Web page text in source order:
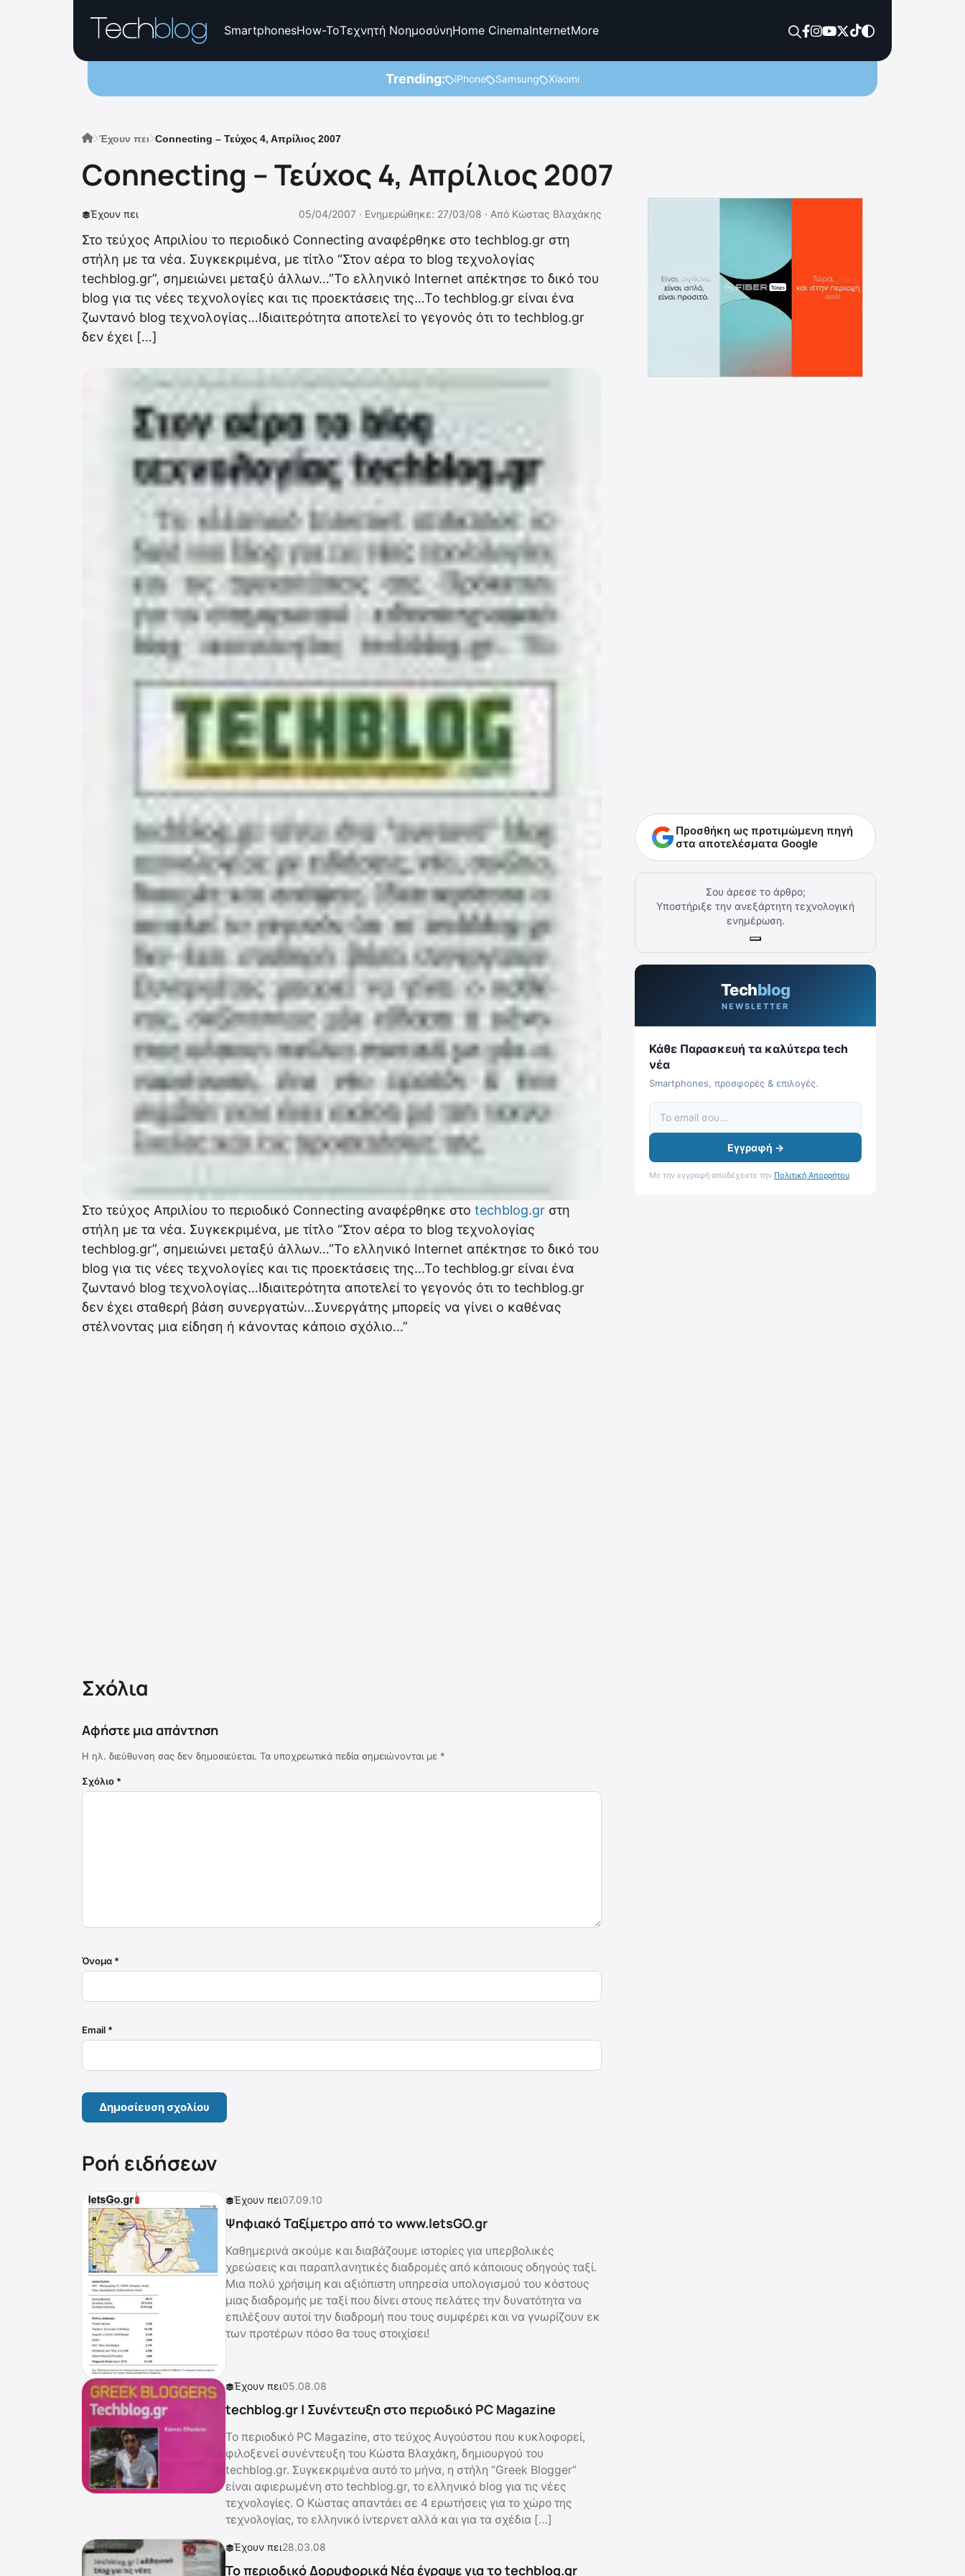
SmartphonesHow-ToΤεχνητή ΝοημοσύνηHome CinemaInternetMore
Trending: iPhone Samsung Xiaomi
Έχουν πει Connecting – Τεύχος 4, Απρίλιος 2007
Connecting – Τεύχος 4, Απρίλιος 2007
Έχουν πει 05/04/2007 · Ενημερώθηκε: 27/03/08 · Από Κώστας Βλαχάκης
Στο τεύχος Απριλίου το περιοδικό Connecting αναφέρθηκε στο techblog.gr στη
στήλη με τα νέα. Συγκεκριμένα, με τίτλο “Στον αέρα το blog τεχνολογίας
techblog.gr”, σημειώνει μεταξύ άλλων…”Το ελληνικό Internet απέκτησε το δικό του
blog για τις νέες τεχνολογίες και τις προεκτάσεις της…Το techblog.gr είναι ένα
ζωντανό blog τεχνολογίας…Ιδιαιτερότητα αποτελεί το γεγονός ότι το techblog.gr
δεν έχει […]
Στο τεύχος Απριλίου το περιοδικό Connecting αναφέρθηκε στο techblog.gr στη
στήλη με τα νέα. Συγκεκριμένα, με τίτλο “Στον αέρα το blog τεχνολογίας
techblog.gr”, σημειώνει μεταξύ άλλων…”Το ελληνικό Internet απέκτησε το δικό του
blog για τις νέες τεχνολογίες και τις προεκτάσεις της…Το techblog.gr είναι ένα
ζωντανό blog τεχνολογίας…Ιδιαιτερότητα αποτελεί το γεγονός ότι το techblog.gr
δεν έχει σταθερή βάση συνεργατών…Συνεργάτης μπορείς να γίνει ο καθένας
στέλνοντας μια είδηση ή κάνοντας κάποιο σχόλιο…”
Σχόλια
Αφήστε μια απάντηση
Η ηλ. διεύθυνση σας δεν δημοσιεύεται. Τα υποχρεωτικά πεδία σημειώνονται με *
Σχόλιο *
Όνομα *
Email *
Ροή ειδήσεων
Έχουν πει07.09.10
Ψηφιακό Ταξίμετρο από το www.letsGO.gr
Καθημερινά ακούμε και διαβάζουμε ιστορίες για υπερβολικές
χρεώσεις και παραπλανητικές διαδρομές από κάποιους οδηγούς ταξί.
Μια πολύ χρήσιμη και αξιόπιστη υπηρεσία υπολογισμού του κόστους
μιας διαδρομής με ταξί που δίνει στους πελάτες την δυνατότητα να
επιλέξουν αυτοί την διαδρομή που τους συμφέρει και να γνωρίζουν εκ
των προτέρων πόσο θα τους στοιχίσει!
Έχουν πει05.08.08
techblog.gr | Συνέντευξη στο περιοδικό PC Magazine
Το περιοδικό PC Magazine, στο τεύχος Αυγούστου που κυκλοφορεί,
φιλοξενεί συνέντευξη του Κώστα Βλαχάκη, δημιουργού του
techblog.gr. Συγκεκριμένα αυτό το μήνα, η στήλη “Greek Blogger”
είναι αφιερωμένη στο techblog.gr, το ελληνικό blog για τις νέες
τεχνολογίες. Ο Κώστας απαντάει σε 4 ερωτήσεις για το χώρο της
τεχνολογίας, το ελληνικό ίντερνετ αλλά και για τα σχέδια […]
Έχουν πει28.03.08
Το περιοδικό Δορυφορικά Νέα έγραψε για το techblog.gr
Προσθήκη ως προτιμώμενη πηγή
στα αποτελέσματα Google
Σου άρεσε το άρθρο;
Υποστήριξε την ανεξάρτητη τεχνολογική
ενημέρωση.
Techblog
NEWSLETTER
Κάθε Παρασκευή τα καλύτερα tech
νέα
Smartphones, προσφορές & επιλογές.
Εγγραφή →
Με την εγγραφή αποδέχεστε την Πολιτική Απορρήτου.